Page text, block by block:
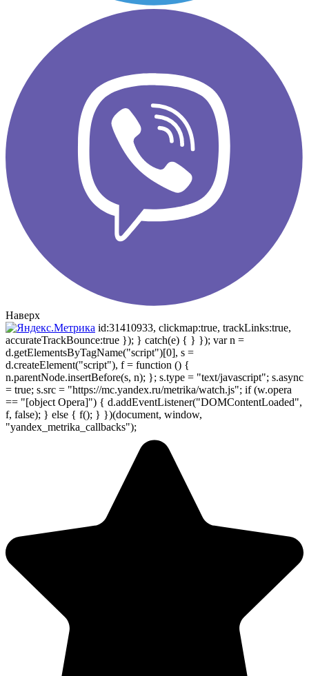
Наверх
id:31410933, clickmap:true, trackLinks:true,
accurateTrackBounce:true }); } catch(e) { } }); var n =
d.getElementsByTagName("script")[0], s =
d.createElement("script"), f = function () {
n.parentNode.insertBefore(s, n); }; s.type = "text/javascript"; s.async
= true; s.src = "https://mc.yandex.ru/metrika/watch.js"; if (w.opera
== "[object Opera]") { d.addEventListener("DOMContentLoaded",
f, false); } else { f(); } })(document, window,
"yandex_metrika_callbacks");